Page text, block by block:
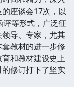
座谈会17次，以
等形式，广泛征
导、专家，尤其
教材的进一步修
和教材建设史上
修订打下了坚实